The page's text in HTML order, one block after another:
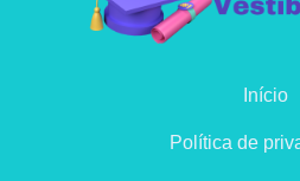
Início
Política de